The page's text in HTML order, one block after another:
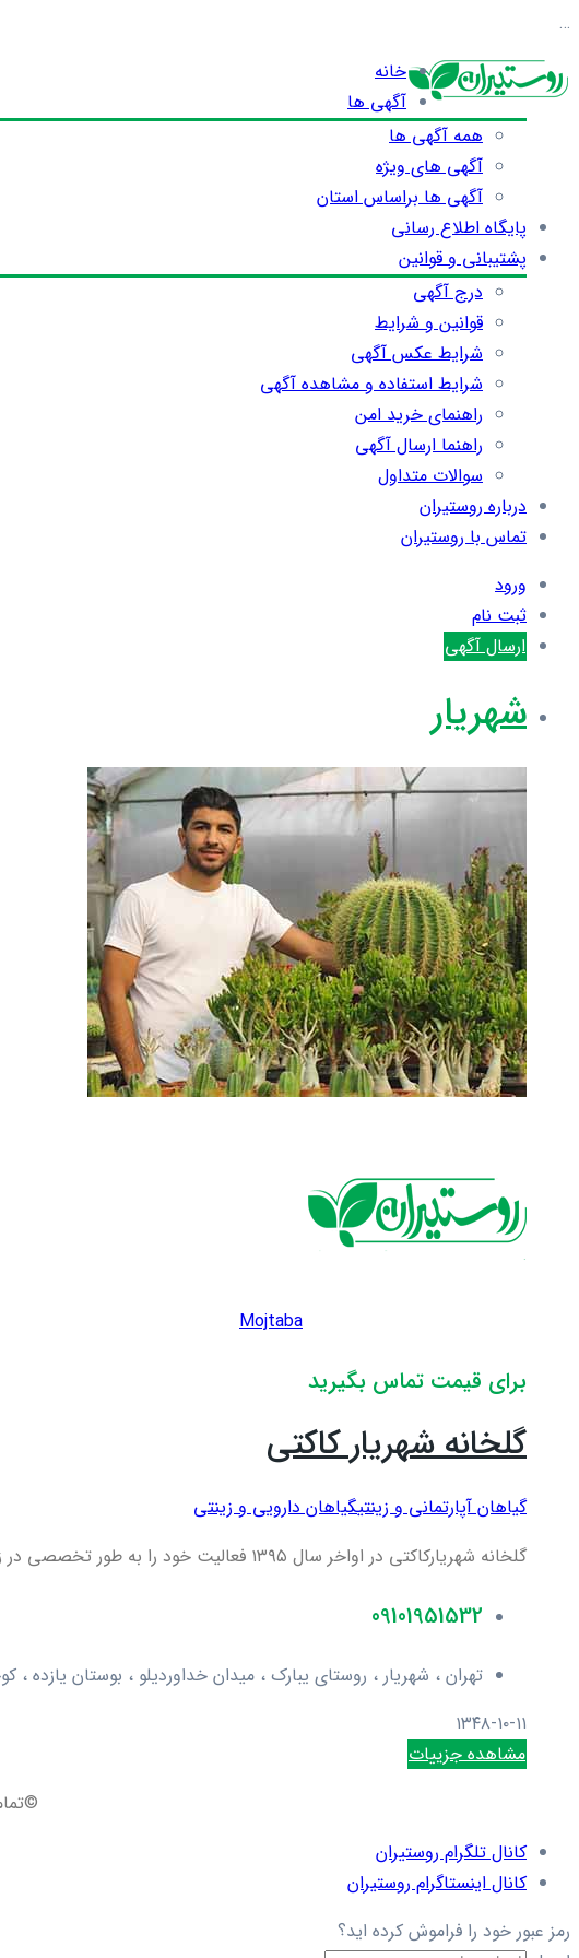
…
خانه
آگهی ها
همه آگهی ها
آگهی های ویژه
آگهی ها براساس استان
پایگاه اطلاع رسانی
پشتیبانی و قوانین
درج آگهی
قوانین و شرایط
شرایط عکس آگهی
شرایط استفاده و مشاهده آگهی
راهنمای خرید امن
راهنما ارسال آگهی
سوالات متداول
درباره روستیران
تماس با روستیران
ورود
ثبت نام
ارسال آگهی
شهریار
Mojtaba
برای قیمت تماس بگیرید
گلخانه شهریار کاکتی
گیاهان آپارتمانی و زینتیگیاهان دارویی و زینتی
گلخانه شهریارکاکتی در اواخر سال ۱۳۹۵ فعالیت خود را به طور تخصصی در زمینه کاکتوس و ساکولنت آغاز کرد.این مجموعه علاوه بر ا...
09101951532
تهران ، شهریار ، روستای یبارک ، میدان خداوردیلو ، بوستان یازده ،
۱۳۴۸-۱۰-۱۱
مشاهده جزییات
کانال تلگرام روستیران
کانال اینستاگرام روستیران
رمز عبور خود را فراموش کرده اید؟